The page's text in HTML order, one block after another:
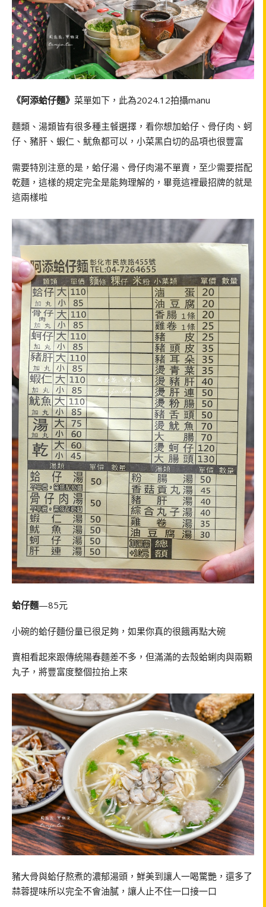
《阿添蛤仔麵》 菜單如下，此為2024.12拍攝manu
麵類、湯類皆有很多種主餐選擇，看你想加蛤仔、骨仔肉、蚵
仔、豬肝、蝦仁、魷魚都可以，小菜黑白切的品項也很豐富
需要特別注意的是，蛤仔湯、骨仔肉湯不單賣，至少需要搭配
乾麵，這樣的規定完全是能夠理解的，畢竟這裡最招牌的就是
這兩樣啦
蛤仔麵—85元
小碗的蛤仔麵份量已很足夠，如果你真的很餓再點大碗
賣相看起來跟傳統陽春麵差不多，但滿滿的去殼蛤蜊肉與兩顆
丸子，將豐富度整個拉抬上來
豬大骨與蛤仔熬煮的濃郁湯頭，鮮美到讓人一喝驚艷，還多了
蒜蓉提味所以完全不會油膩，讓人止不住一口接一口